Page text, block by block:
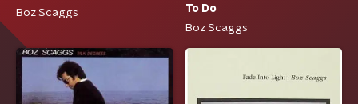
Boz Scaggs
To Do
Boz Scaggs